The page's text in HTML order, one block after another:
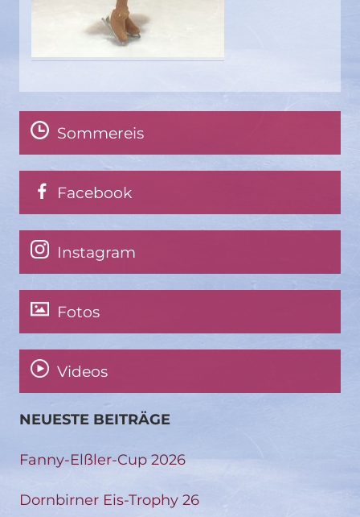
Sommereis
Facebook
Instagram
Fotos
Videos
NEUESTE BEITRÄGE
Fanny-Elßler-Cup 2026
Dornbirner Eis-Trophy 26